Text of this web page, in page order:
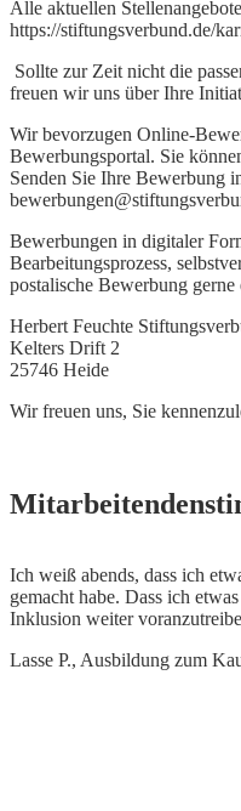
Alle aktuellen
https://stiftungsverbund.de/
Sollte zur Zeit nicht die
freuen wir uns über Ihre
Wir bevorzugen Online-
Bewerbungsportal. Sie
Senden Sie Ihre Bewerbung
Bewerbungen in digitaler
Bearbeitungsprozess,
postalische Bewerbung gerne
Herbert Feuchte
Kelters Drift 2
25746 Heide
Wir freuen uns, Sie
Ich weiß abends, dass ich
gemacht habe. Dass ich
Inklusion weiter
Lasse P., Ausbildung zum